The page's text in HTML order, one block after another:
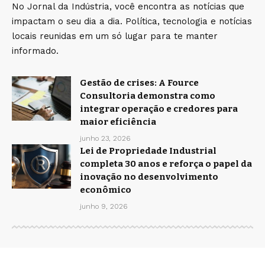
No Jornal da Indústria, você encontra as notícias que
impactam o seu dia a dia. Política, tecnologia e notícias
locais reunidas em um só lugar para te manter
informado.
Gestão de crises: A Fource
Consultoria demonstra como
integrar operação e credores para
maior eficiência
junho 23, 2026
Lei de Propriedade Industrial
completa 30 anos e reforça o papel da
inovação no desenvolvimento
econômico
junho 9, 2026